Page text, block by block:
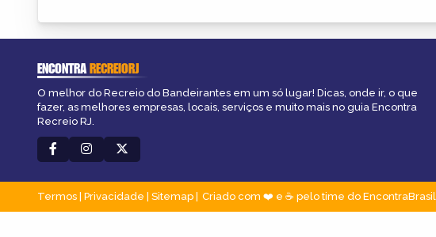
ENCONTRARECREIORJ
O melhor do Recreio do Bandeirantes em um só lugar! Dicas, onde ir, o que
fazer, as melhores empresas, locais, serviços e muito mais no guia Encontra
Recreio RJ.
Termos | Privacidade | Sitemap Criado com ❤️ e ☕ pelo time do EncontraBrasil